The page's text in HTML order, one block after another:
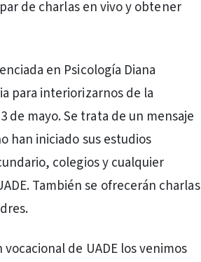
de charlas en vivo y obtener
en Psicología Diana
para interiorizarnos de la
de mayo. Se trata de un mensaje
han iniciado sus estudios
colegios y cualquier
También se ofrecerán charlas
de UADE los venimos